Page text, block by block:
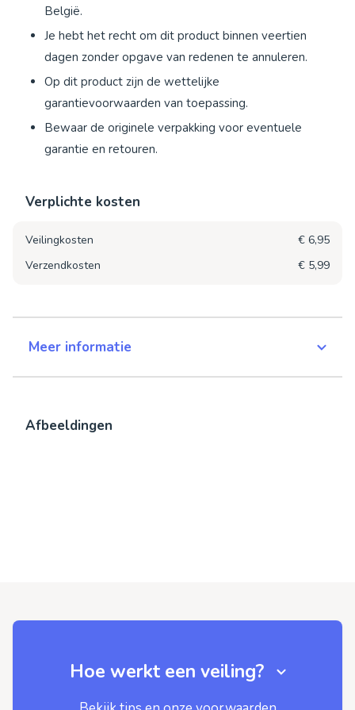
België.
Je hebt het recht om dit product binnen veertien
dagen zonder opgave van redenen te annuleren.
Op dit product zijn de wettelijke
garantievoorwaarden van toepassing.
Bewaar de originele verpakking voor eventuele
garantie en retouren.
Verplichte kosten
Veilingkosten
€ 6,95
Verzendkosten
€ 5,99
Meer informatie
Afbeeldingen
Hoe werkt een veiling?